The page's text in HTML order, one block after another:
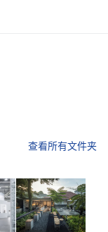
查看所有文件夹